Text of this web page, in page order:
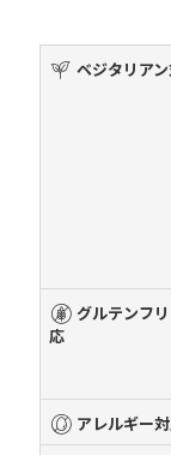
ベジタリア
グルテンフ
応
アレルギー